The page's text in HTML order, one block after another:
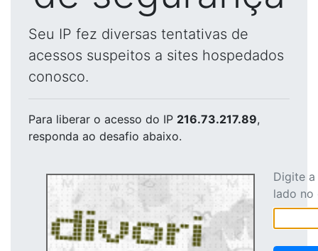
Seu IP fez diversas tentativas de
acessos suspeitos a sites hospedados
conosco.
Para liberar o acesso do IP 216.73.217.89,
responda ao desafio abaixo.
Digite
lado no